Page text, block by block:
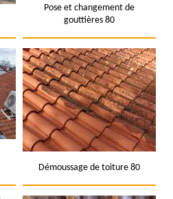
Pose et changement de
gouttières 80
Démoussage de toiture 80